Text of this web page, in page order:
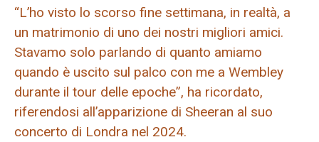
“L’ho visto lo scorso fine settimana, in realtà, a
un matrimonio di uno dei nostri migliori amici.
Stavamo solo parlando di quanto amiamo
quando è uscito sul palco con me a Wembley
durante il tour delle epoche”, ha ricordato,
riferendosi all’apparizione di Sheeran al suo
concerto di Londra nel 2024.